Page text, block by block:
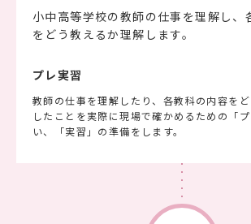
小中高等学校の教師の仕事を理解し、
をどう教えるか理解します。
プレ実習
教師の仕事を理解したり、各教科の内容を
したことを実際に現場で確かめるための「
い、「実習」の準備をします。